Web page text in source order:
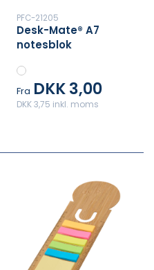
PFC-21205
Desk-Mate® A7
notesblok
Fra DKK 3,00
DKK 3,75 inkl. moms